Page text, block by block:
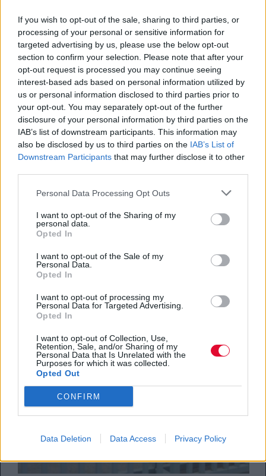
If you wish to opt-out of the sale, sharing to third parties, or
processing of your personal or sensitive information for
targeted advertising by us, please use the below opt-out
section to confirm your selection. Please note that after your
opt-out request is processed you may continue seeing
interest-based ads based on personal information utilized by
us or personal information disclosed to third parties prior to
your opt-out. You may separately opt-out of the further
disclosure of your personal information by third parties on the
IAB’s list of downstream participants. This information may
also be disclosed by us to third parties on the IAB’s List of
Downstream Participants that may further disclose it to other
Personal Data Processing Opt Outs
I want to opt-out of the Sharing of my
personal data.
Opted In
I want to opt-out of the Sale of my
Personal Data.
Opted In
I want to opt-out of processing my
Personal Data for Targeted Advertising.
Opted In
I want to opt-out of Collection, Use,
Retention, Sale, and/or Sharing of my
Personal Data that Is Unrelated with the
Purposes for which it was collected.
Opted Out
CONFIRM
Data Deletion Data Access Privacy Policy
Ιδιωτικά Πανεπιστήμια: Σήμερα
ο πρώτος ξεσηκωμός -
Πανεκπαιδευτικά συλλαλητήρια
σε όλη τη χώρα, καταλήψεις στην
Αθήνα
γονείς, εκπαιδευτικοί, πανεπιστημιακοί,
αλλά και εργαζόμενοι...
11.01.2024